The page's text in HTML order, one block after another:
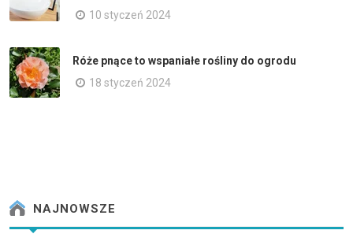
10 styczeń 2024
Róże pnące to wspaniałe rośliny do ogrodu
18 styczeń 2024
NAJNOWSZE